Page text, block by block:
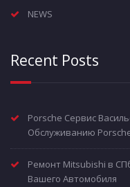
NEWS
Recent Posts
Porsche Сервис
Обслуживанию
Ремонт Mitsubishi в
Вашего Автомобиля